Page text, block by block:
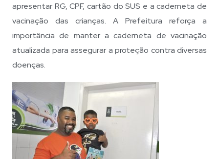
apresentar RG, CPF, cartão do SUS e a caderneta de
vacinação das crianças. A Prefeitura reforça a
importância de manter a caderneta de vacinação
atualizada para assegurar a proteção contra diversas
doenças.